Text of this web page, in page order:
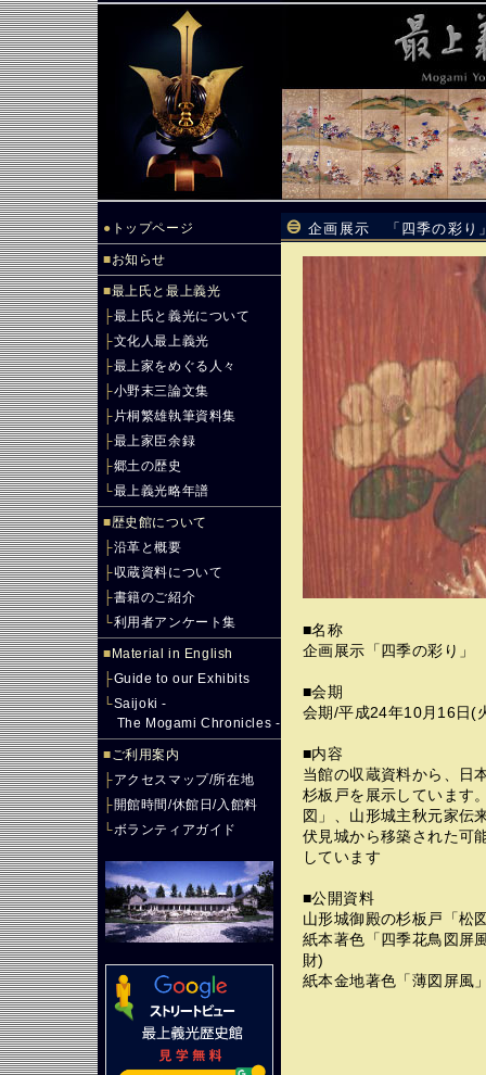
● トップページ
■お知らせ
■最上氏と最上義光
├最上氏と義光について
├文化人最上義光
├最上家をめぐる人々
├小野末三論文集
├ 片桐繁雄執筆資料集
├最上家臣余録
├郷土の歴史
└最上義光略年譜
■歴史館について
├沿革と概要
├収蔵資料について
├書籍のご紹介
└利用者アンケート集
■ Material in English
├Guide to our Exhibits
└Saijoki -
The Mogami Chronicles -
■ご利用案内
├アクセスマップ/所在地
├開館時間/休館日/入館料
└ボランティアガイド
企画展示 「四季の彩り
■名称
企画展示「四季の彩り」
■会期
会期/平成24年10月16日(
■内容
当館の収蔵資料から、日
杉板戸を展示しています
図」、山形城主秋元家伝
伏見城から移築された可
しています
■公開資料
山形城御殿の杉板戸「松
紙本著色「四季花鳥図屏
財)
紙本金地著色「薄図屏